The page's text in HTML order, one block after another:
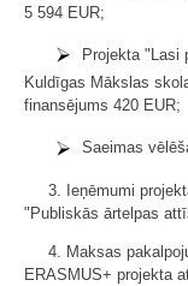
5 594 EUR;
Projekta "Lasi
Kuldīgas Mākslas
finansējums 420 EUR;
Saeimas
3. Ieņēmumi
"Publiskās ārtelpas
4. Maksas
ERASMUS+ projekta